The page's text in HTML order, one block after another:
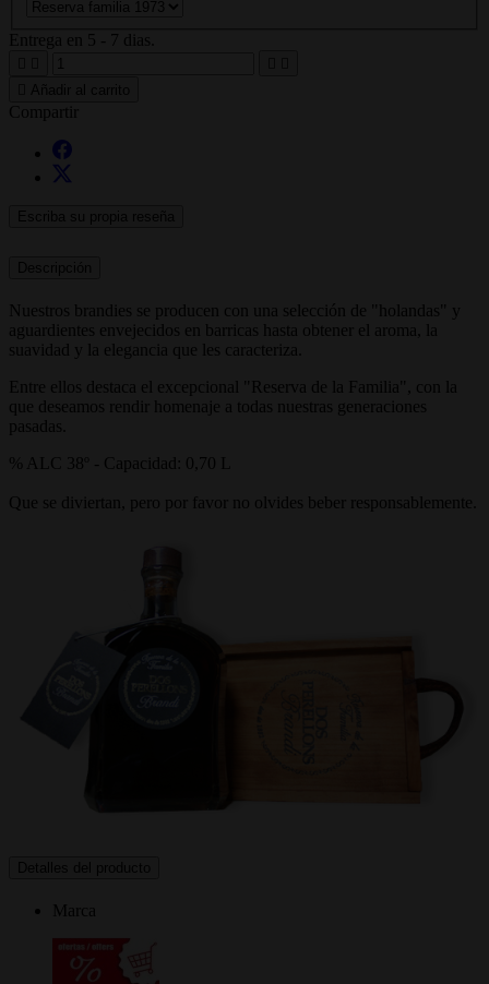
Entrega en 5 - 7 dias.
Compartir
Nuestros brandies se producen con una selección de "holandas" y
aguardientes envejecidos en barricas hasta obtener el aroma, la
suavidad y la elegancia que les caracteriza.
Entre ellos destaca el excepcional "Reserva de la Familia", con la
que deseamos rendir homenaje a todas nuestras generaciones
pasadas.
% ALC 38º - Capacidad: 0,70 L
Que se diviertan, pero por favor no olvides beber responsablemente.
Marca